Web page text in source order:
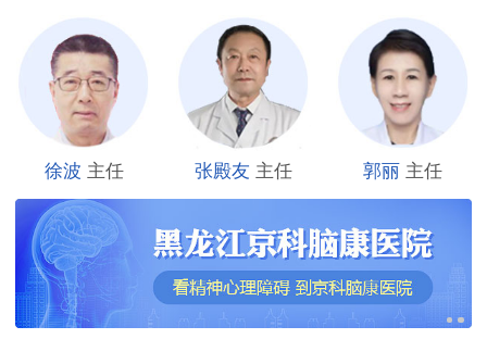
徐波 主任 张殿友 主任 郭丽 主任